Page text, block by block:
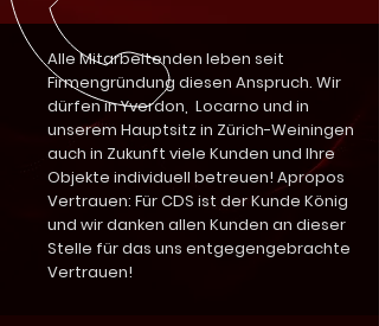
Alle Mitarbeitenden leben seit
Firmengründung diesen Anspruch. Wir
dürfen in Yverdon, Locarno und in
unserem Hauptsitz in Zürich-Weiningen
auch in Zukunft viele Kunden und Ihre
Objekte individuell betreuen! Apropos
Vertrauen: Für CDS ist der Kunde König
und wir danken allen Kunden an dieser
Stelle für das uns entgegengebrachte
Vertrauen!